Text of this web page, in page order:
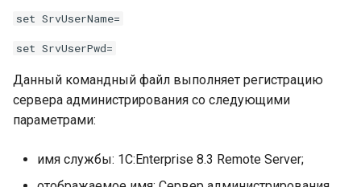
set SrvUserName=
set SrvUserPwd=
Данный командный файл выполняет регистрацию
сервера администрирования со следующими
параметрами:
имя службы: 1C:Enterprise 8.3 Remote Server;